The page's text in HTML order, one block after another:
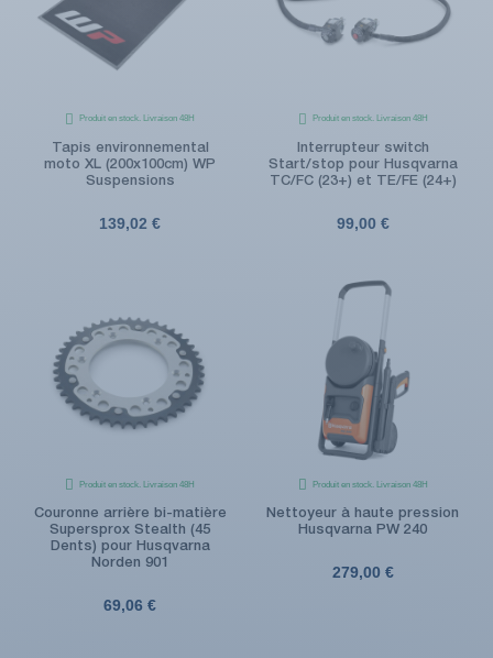
Produit en stock. Livraison 48H
Tapis environnemental
moto XL (200x100cm) WP
Suspensions
139,02 €
Produit en stock. Livraison 48H
Interrupteur switch
Start/stop pour Husqvarna
TC/FC (23+) et TE/FE (24+)
99,00 €
Produit en stock. Livraison 48H
Couronne arrière bi-matière
Supersprox Stealth (45
Dents) pour Husqvarna
Norden 901
69,06 €
Produit en stock. Livraison 48H
Nettoyeur à haute pression
Husqvarna PW 240
279,00 €